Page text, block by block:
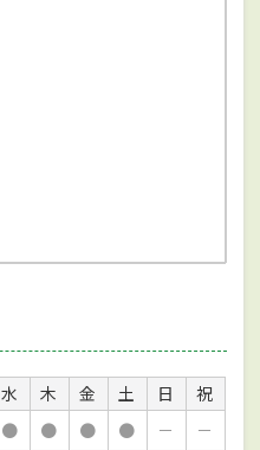
水 木 金 土 日
祝
● ● ● ● －
－